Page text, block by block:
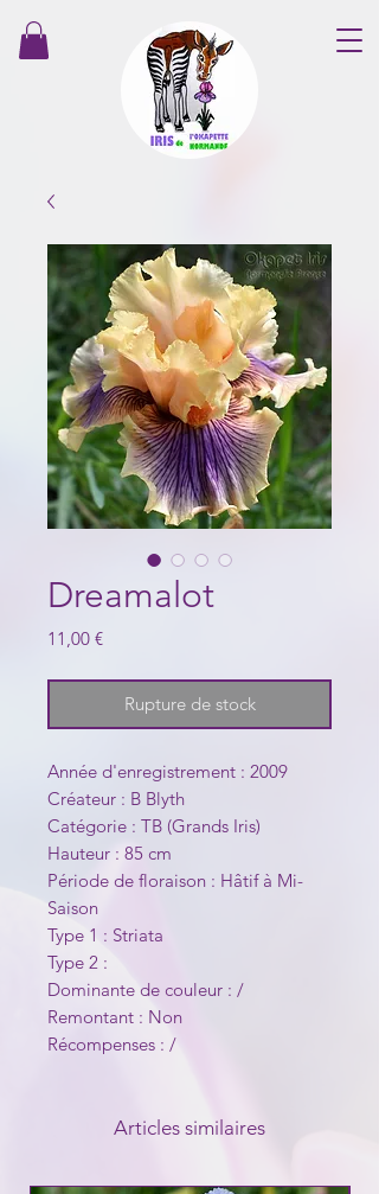
Dreamalot
11,00 €Prix
Rupture de stock
Année d'enregistrement : 2009
Créateur : B Blyth
Catégorie : TB (Grands Iris)
Hauteur : 85 cm
Période de floraison : Hâtif à Mi-
Saison
Type 1 : Striata
Type 2 :
Dominante de couleur : /
Remontant : Non
Récompenses : /
Articles similaires